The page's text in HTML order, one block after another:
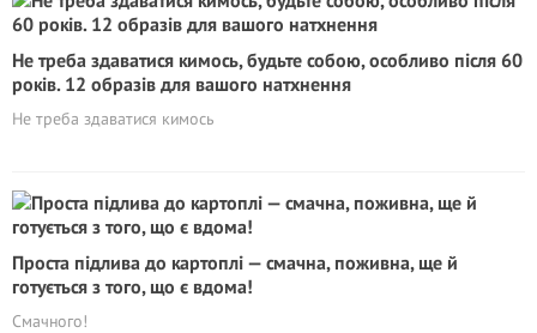
Не треба здаватися кимось, будьте собою, особливо після 60
років. 12 образів для вашого натхнення
Не треба здаватися кимось
Проста підлива до картоплі — смачна, поживна, ще й
готується з того, що є вдома!
Смачного!